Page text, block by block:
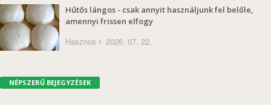
Hűtős lángos - csak annyit használjunk fel belőle,
amennyi frissen elfogy
Hasznos 2026. 07. 22.
NÉPSZERŰ BEJEGYZÉSEK